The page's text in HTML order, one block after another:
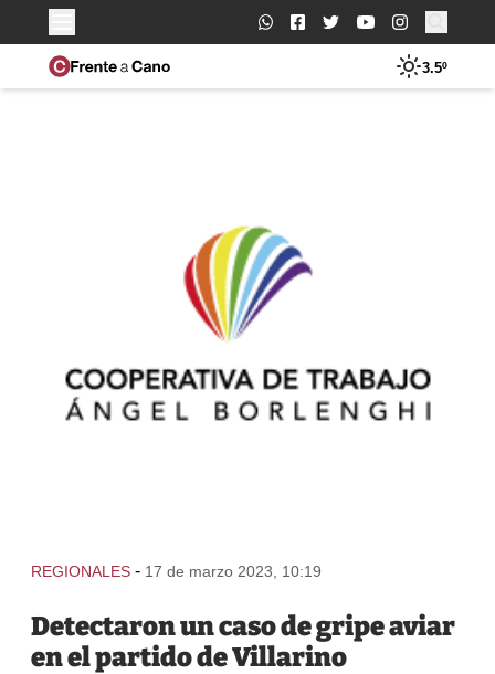
Buscar:
3.5º
REGIONALES - 17 de marzo 2023, 10:19
Detectaron un caso de gripe aviar
en el partido de Villarino